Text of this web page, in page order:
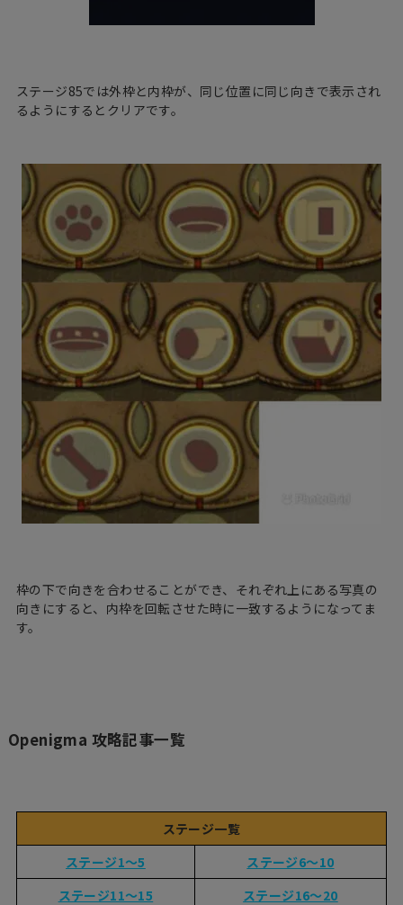
ステージ85では外枠と内枠が、同じ位置に同じ向きで表示され
るようにするとクリアです。
枠の下で向きを合わせることができ、それぞれ上にある写真の
向きにすると、内枠を回転させた時に一致するようになってま
す。
Openigma 攻略記事一覧
ステージ一覧
ステージ1〜5
ステージ6〜10
ステージ11〜15
ステージ16〜20